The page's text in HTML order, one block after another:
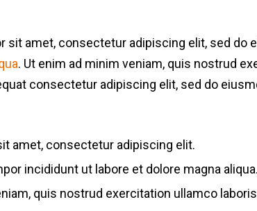
sit amet, consectetur adipiscing elit, sed do
. Ut enim ad minim veniam, quis nostrud
consectetur adipiscing elit, sed do
amet, consectetur adipiscing elit.
incididunt ut labore et dolore magna aliqua.
quis nostrud exercitation ullamco